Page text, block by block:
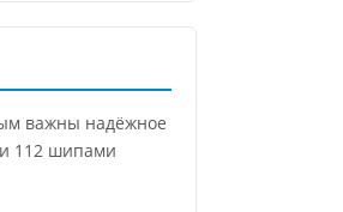
важны надёжное
и 112 шипами